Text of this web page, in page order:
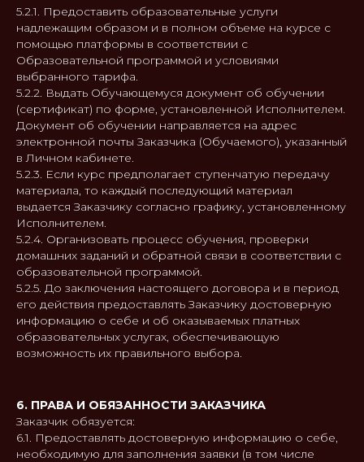
5.2.1. Предоставить образовательные услуги
надлежащим образом и в полном объеме на курсе с
помощью платформы в соответствии с
Образовательной программой и условиями
выбранного тарифа.
5.2.2. Выдать Обучающемуся документ об обучении
(сертификат) по форме, установленной Исполнителем.
Документ об обучении направляется на адрес
электронной почты Заказчика (Обучаемого), указанный
в Личном кабинете.
5.2.3. Если курс предполагает ступенчатую передачу
материала, то каждый последующий материал
выдается Заказчику согласно графику, установленному
Исполнителем.
5.2.4. Организовать процесс обучения, проверки
домашних заданий и обратной связи в соответствии с
образовательной программой.
5.2.5. До заключения настоящего договора и в период
его действия предоставлять Заказчику достоверную
информацию о себе и об оказываемых платных
образовательных услугах, обеспечивающую
возможность их правильного выбора.
6. ПРАВА И ОБЯЗАННОСТИ ЗАКАЗЧИКА
Заказчик обязуется:
6.1. Предоставлять достоверную информацию о себе,
необходимую для заполнения заявки (в том числе